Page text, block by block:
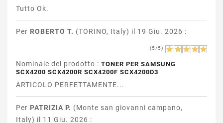
Tutto Ok.
Per ROBERTO T. (TORINO, Italy) il 19 Giu. 2026 :
(5/5)
Nominale del prodotto : TONER PER SAMSUNG
SCX4200 SCX4200R SCX4200F SCX4200D3
ARTICOLO PERFETTAMENTE...
Per PATRIZIA P. (Monte san giovanni campano,
Italy) il 11 Giu. 2026 :